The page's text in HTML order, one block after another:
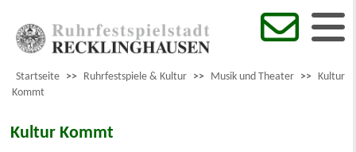
Startseite >> Ruhrfestspiele & Kultur >> Musik und Theater >> Kultur
Kommt
Kultur Kommt